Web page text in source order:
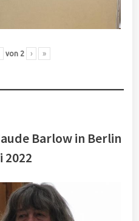
von 2 › »
Barlow in Berlin
2022